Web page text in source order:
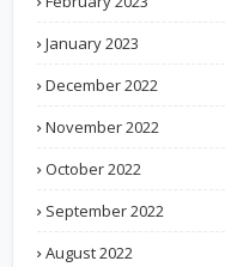
January 2023
December 2022
November 2022
October 2022
September 2022
August 2022